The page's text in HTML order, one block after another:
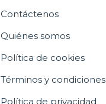
Contáctenos
Quiénes somos
Política de cookies
Términos y condiciones
Política de privacidad